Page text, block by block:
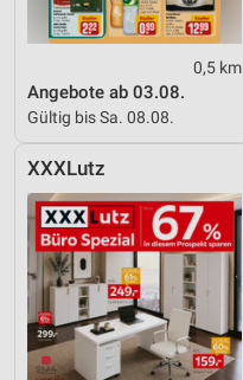
0,5 km
Angebote ab 03.08.
Gültig bis Sa. 08.08.
XXXLutz